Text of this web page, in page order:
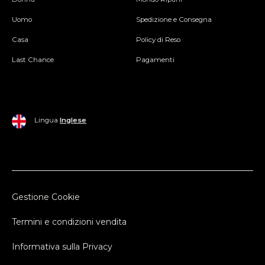
Uomo
Casa
Last Chance
Spedizione e Consegna
Policy di Reso
Pagamenti
Lingua Inglese
Gestione Cookie
Termini e condizioni vendita
Informativa sulla Privacy